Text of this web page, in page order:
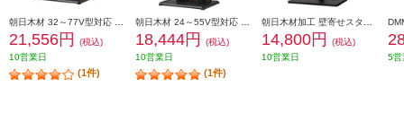
21,556円
(税込)
10営業日
(1件)
18,444円
(税込)
10営業日
(1件)
14,800円
(税込)
10営業日
5営